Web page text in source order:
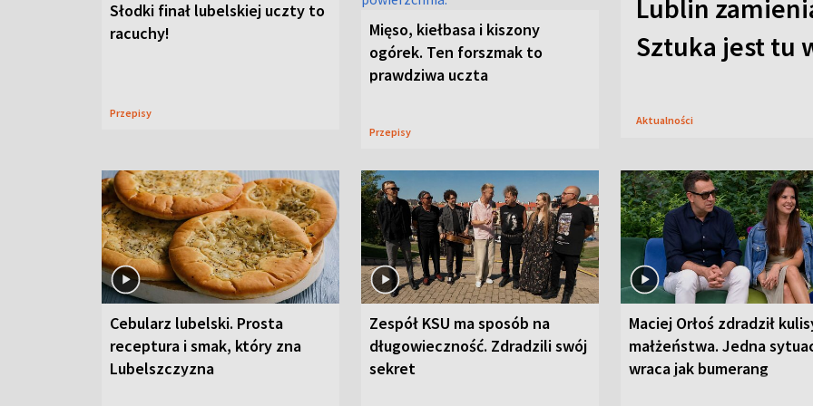
Słodki finał lubelskiej uczty to
racuchy!
Przepisy
Mięso, kiełbasa i kiszony
ogórek. Ten forszmak to
prawdziwa uczta
Przepisy
Lublin
Sztuka jest tu
Aktualności
Cebularz lubelski. Prosta
receptura i smak, który zna
Lubelszczyzna
Zespół KSU ma sposób na
długowieczność. Zdradzili swój
sekret
Maciej Orłoś zdradził
małżeństwa. Jedna
wraca jak bumerang